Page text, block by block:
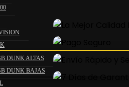
DUNK ALTAS
DUNK BAJAS